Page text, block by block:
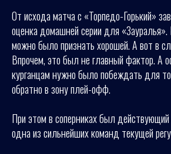
От исхода матча с «Торпедо-Горький»
оценка домашней серии для
можно было признать хорошей. А вот в
Впрочем, это был не главный фактор. А
курганцам нужно было побеждать для
обратно в зону плей-офф.
При этом в соперниках был
одна из сильнейших команд текущей